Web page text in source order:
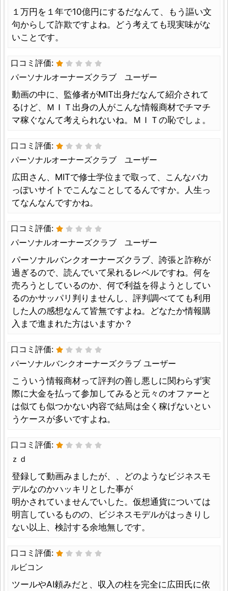
１万円を１年で10億円にするだなんて、もう謳い文
句からして詐欺ですよね。どう考えても現実味がな
いことです。
口コミ評価:
パーソナルオーナーズクラブ ユーザー
動画の中に、監修者がMIT出身だなんて紹介されて
るけど、ＭＩＴ出身の人がこんな情報商材でチマチ
マ稼ぐなんて考えられないね。ＭＩＴの恥でしょ。
口コミ評価:
パーソナルオーナーズクラブ ユーザー
広田さん、MITで修士学位まで取って、こんなバカ
っぽいサイトでこんなことしてるんですか。人生っ
てなんなんですかね。
口コミ評価:
パーソナルオーナーズクラブ ユーザー
パーソナルバンクオーナーズクラブ、誇張と詐称が
過ぎるので、読んでいて呆れるレベルですね。何を
売ろうとしているのか、何で利益を得ようとしてい
るのかサッパリ判りませんし、評判調べてても利用
した人の感想なんて皆無ですよね。どなたか情報購
入まで進まれた方はいますか？
口コミ評価:
パーソナルバンクオーナーズクラブ ユーザー
こういう情報商材って評判の善し悪しに関わらず実
際に大金を払って参加してみると元々のオファーと
は似ても似つかない内容で結局は全く稼げないとい
うケースが多いですよね。
口コミ評価:
ｚｄ
登録して動画みましたが、、どのようなビジネスモ
デルなのかハッキリとした事が
明かされていませんでいした。仮想通貨については
明言しているものの、ビジネスモデルがはっきりし
ない以上、検討する余地無しです。
口コミ評価:
ルビコン
ツールやAI頼みだと、収入の柱を完全に広田氏に依